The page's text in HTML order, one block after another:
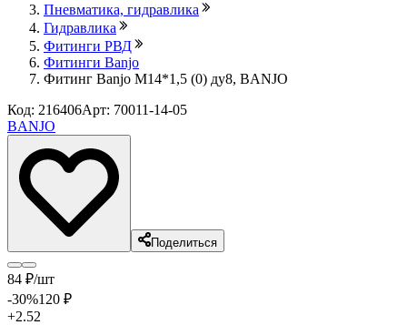
Пневматика, гидравлика
Гидравлика
Фитинги РВД
Фитинги Banjo
Фитинг Banjo M14*1,5 (0) ду8, BANJO
Код: 216406Арт: 70011-14-05
BANJO
Поделиться
84 ₽/шт
-30%120 ₽
+2.52